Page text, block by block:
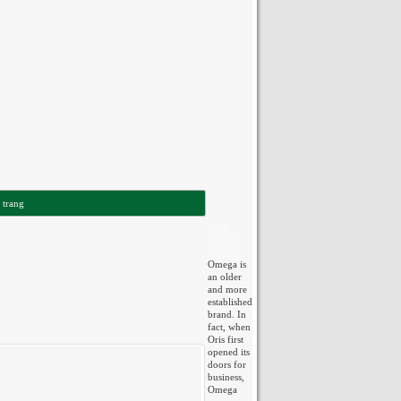
trang
Omega is
an older
and more
established
brand. In
fact, when
Oris first
opened its
doors for
business,
Omega